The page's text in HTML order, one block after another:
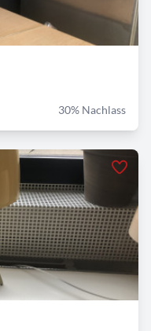
30% Nachlass